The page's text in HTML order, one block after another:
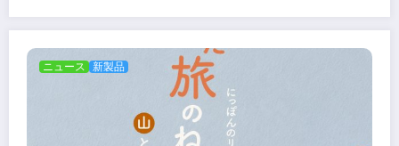
ニュース 新製品